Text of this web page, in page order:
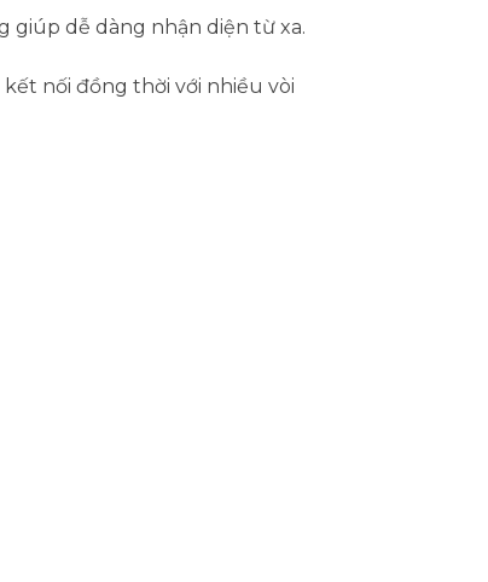
giúp dễ dàng nhận diện từ xa.
nối đồng thời với nhiều vòi